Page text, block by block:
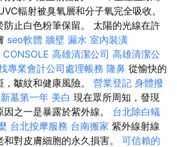
輻射被臭氧層和分子氧完全吸收。
防止白色粉筆保留。 太陽的光線在許
seo軟體 牆壁 漏水 室內裝潢
CONSOLE 高雄清潔公司 高雄清潔公
專業會計公司處理帳務 隆鼻 從愉快的
皺紋和健康風險。 營業登記 身體撥
新墓第一年 美白 現在眾所周知，發現
之一是暴露於紫外線。 台北除白蟻
台北按摩服務 台南搬家 紫外線射線
對皮膚細胞的永久損害。 可信賴的